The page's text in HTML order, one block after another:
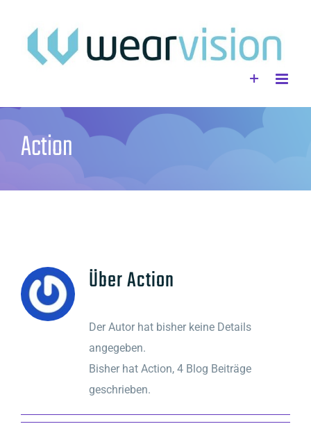
springen
Action
ÜberAction
Der Autor hat bisher keine Details
angegeben.
Bisher hat Action, 4 Blog Beiträge
geschrieben.